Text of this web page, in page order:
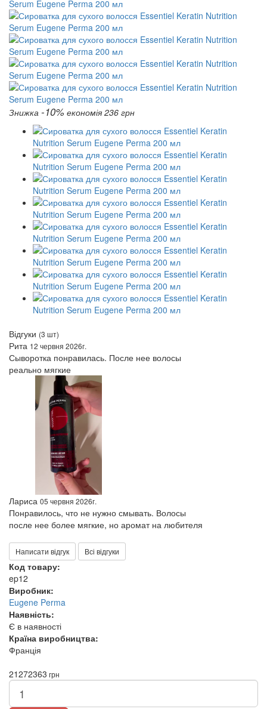
Знижка -10% економія 236 грн
Відгуки (3 шт)
Рита 12 червня 2026г.
Сыворотка понравилась. После нее волосы
реально мягкие
Лариса 05 червня 2026г.
Понравилось, что не нужно смывать. Волосы
после нее более мягкие, но аромат на любителя
Написати відгук Всі відгуки
Код товару:
ep12
Виробник:
Eugene Perma
Наявність:
Є в наявності
Країна виробництва:
Франція
21272363 грн